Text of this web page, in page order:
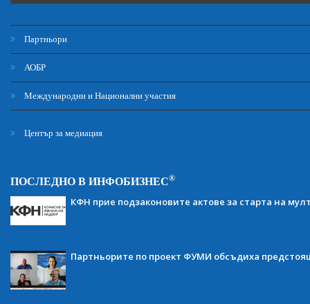
Партньори
АОБР
Международни и Национални участия
Център за медиация
ПОСЛЕДНО В ИНФОБИЗНЕС®
КФН прие подзаконовите актове за старта на
Партньорите по проект ФУМИ обсъдиха